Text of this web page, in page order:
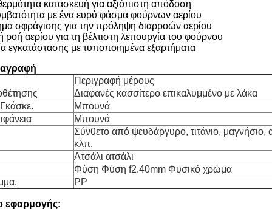
κατασκευή για αξιόπιστη απόδοση
με ένα ευρύ φάσμα φούρνων αερίου
σφράγισης για την πρόληψη διαρροών αερίου
ροή αερίου για τη βέλτιστη λειτουργία του φούρνου
εγκατάστασης με τυποποιημένα εξαρτήματα
Περιγραφή μέρους
Διαφανές κασσίτερο επικαλυμμένο με λάκα
Μπουνά
Μπουνά
Σύνθετο από ψευδάργυρο, τιτάνιο, μαγνήσιο,
κλπ.
Ατσάλι ατσάλι
Φύση Φύση f2.40mm Φυσικό χρώμα
PP
εφαρμογής: